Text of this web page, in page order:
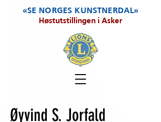
«SE NORGES KUNSTNERDAL»
Høstutstillingen i Asker
Øyvind S. Jorfald